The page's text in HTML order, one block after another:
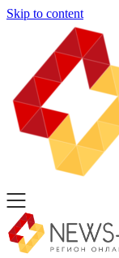
Skip to content